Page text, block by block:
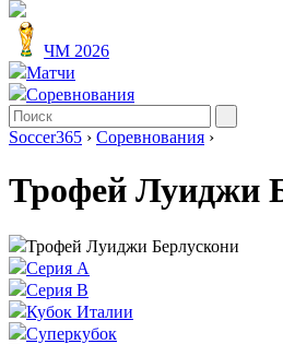
ЧМ 2026
Матчи
Соревнования
Soccer365 › Соревнования ›
Трофей Луиджи
Трофей Луиджи Берлускони
Серия А
Серия B
Кубок Италии
Суперкубок